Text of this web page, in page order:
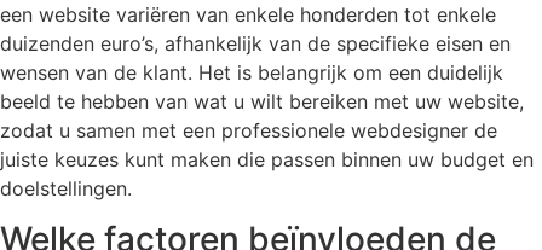
een website variëren van enkele honderden tot enkele
duizenden euro’s, afhankelijk van de specifieke eisen en
wensen van de klant. Het is belangrijk om een duidelijk
beeld te hebben van wat u wilt bereiken met uw website,
zodat u samen met een professionele webdesigner de
juiste keuzes kunt maken die passen binnen uw budget en
doelstellingen.
Welke factoren beïnvloeden de